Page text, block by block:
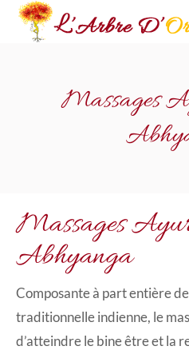
Massages
Massages
Abhyanga
Composante à part entière
traditionnelle indienne, le
d’atteindre le bine être et la